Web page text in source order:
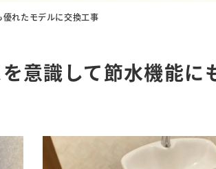
れたモデルに交換工事
意識して節水機能に